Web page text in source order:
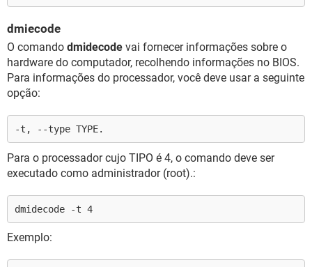
dmiecode
O comando dmidecode vai fornecer informações sobre o
hardware do computador, recolhendo informações no BIOS.
Para informações do processador, você deve usar a seguinte
opção:
-t, --type TYPE.
Para o processador cujo TIPO é 4, o comando deve ser
executado como administrador (root).:
dmidecode -t 4
Exemplo: